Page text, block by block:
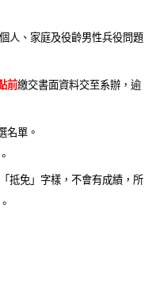
人、家庭及役齡男性兵役問題
前繳交書面資料交至系辦，逾
名單。
抵免」字樣，不會有成績，所